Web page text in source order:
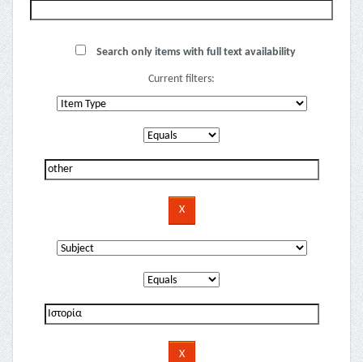
Search only items with full text availability
Current filters: